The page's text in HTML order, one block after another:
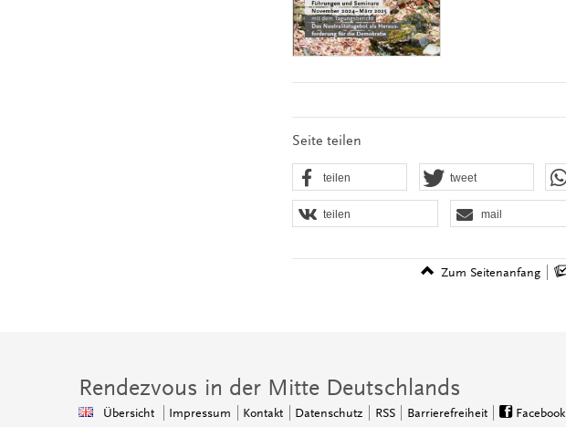
Seite teilen
teilen tweet
teilen mail
Zum Seitenanfang
Rendezvous in der Mitte Deutschlands
Übersicht Impressum Kontakt Datenschutz RSS Barrierefreiheit Facebook